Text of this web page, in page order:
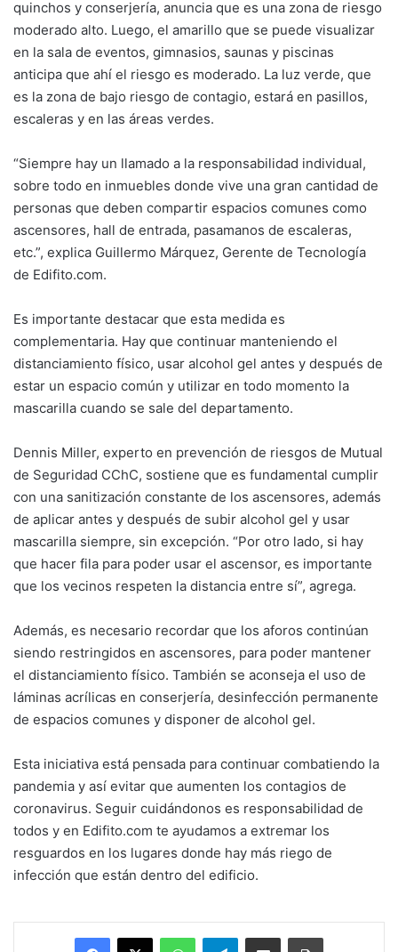
quinchos y conserjería, anuncia que es una zona de riesgo
moderado alto. Luego, el amarillo que se puede visualizar
en la sala de eventos, gimnasios, saunas y piscinas
anticipa que ahí el riesgo es moderado. La luz verde, que
es la zona de bajo riesgo de contagio, estará en pasillos,
escaleras y en las áreas verdes.
“Siempre hay un llamado a la responsabilidad individual,
sobre todo en inmuebles donde vive una gran cantidad de
personas que deben compartir espacios comunes como
ascensores, hall de entrada, pasamanos de escaleras,
etc.”, explica Guillermo Márquez, Gerente de Tecnología
de Edifito.com.
Es importante destacar que esta medida es
complementaria. Hay que continuar manteniendo el
distanciamiento físico, usar alcohol gel antes y después de
estar un espacio común y utilizar en todo momento la
mascarilla cuando se sale del departamento.
Dennis Miller, experto en prevención de riesgos de Mutual
de Seguridad CChC, sostiene que es fundamental cumplir
con una sanitización constante de los ascensores, además
de aplicar antes y después de subir alcohol gel y usar
mascarilla siempre, sin excepción. “Por otro lado, si hay
que hacer fila para poder usar el ascensor, es importante
que los vecinos respeten la distancia entre sí”, agrega.
Además, es necesario recordar que los aforos continúan
siendo restringidos en ascensores, para poder mantener
el distanciamiento físico. También se aconseja el uso de
láminas acrílicas en conserjería, desinfección permanente
de espacios comunes y disponer de alcohol gel.
Esta iniciativa está pensada para continuar combatiendo la
pandemia y así evitar que aumenten los contagios de
coronavirus. Seguir cuidándonos es responsabilidad de
todos y en Edifito.com te ayudamos a extremar los
resguardos en los lugares donde hay más riego de
infección que están dentro del edificio.
Facebook
X WhatsAppTelegramEnviar vía email Imprimir